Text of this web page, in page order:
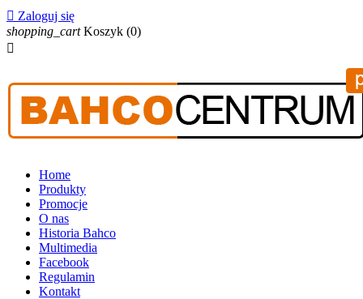
 Zaloguj się
shopping_cart Koszyk (0)

Home
Produkty
Promocje
O nas
Historia Bahco
Multimedia
Facebook
Regulamin
Kontakt